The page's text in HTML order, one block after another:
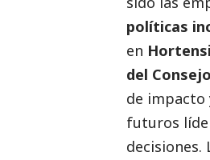
políticas
en
del
de impacto
futuros
decisiones.